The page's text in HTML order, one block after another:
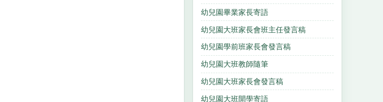
幼兒園畢業家長寄語
幼兒園大班家長會班主任發言稿
幼兒園學前班家長會發言稿
幼兒園大班教師隨筆
幼兒園大班家長會發言稿
幼兒園大班開學寄語